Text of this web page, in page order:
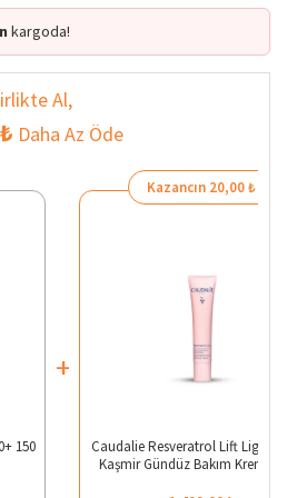
kargoda!
Al,
Daha Az Öde
150
+
Kazancın 20,00 ₺
Caudalie Resveratrol Lift
Kaşmir Gündüz Bakım Kremi